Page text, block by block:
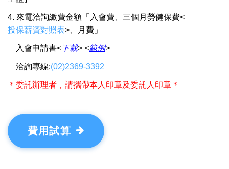
4. 來電洽詢繳費金額「入會費、三個月勞健保費<
投保薪資對照表> 、月費」
入會申請書<下載> <範例>
洽詢專線:(02)2369-3392
＊委託辦理者，請攜帶本人印章及委託人印章＊
費用試算